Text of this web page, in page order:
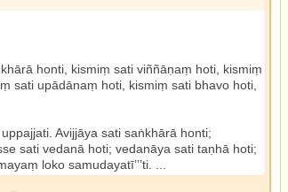
honti, kismiṃ sati viññāṇaṃ hoti, kismiṃ
sati upādānaṃ hoti, kismiṃ sati bhavo hoti,
Avijjāya sati saṅkhārā honti;
sati vedanā hoti; vedanāya sati taṇhā hoti;
loko samudayatī’’’ti. ...